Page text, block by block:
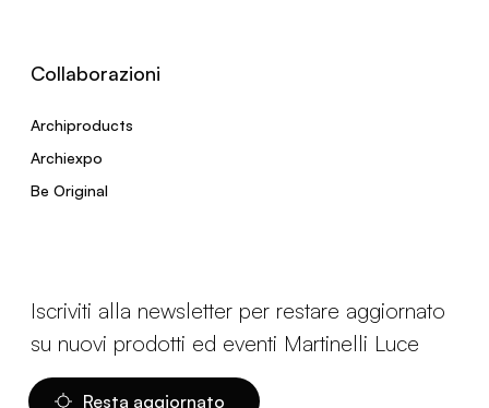
Collaborazioni
Archiproducts
Archiexpo
Be Original
Iscriviti alla newsletter per restare aggiornato
su nuovi prodotti ed eventi Martinelli Luce
Resta aggiornato